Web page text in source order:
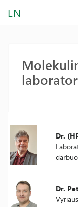
EN
Dr.
Dr.